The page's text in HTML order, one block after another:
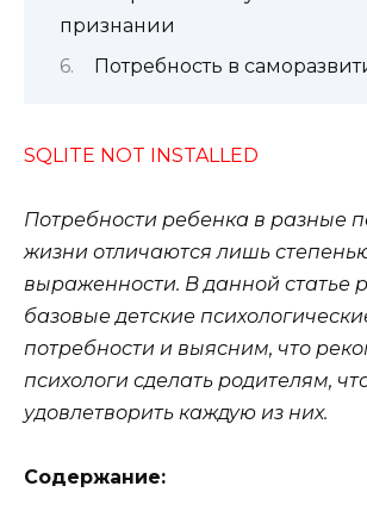
признании
Потребность в
SQLITE NOT INSTALLED
Потребности ребенка в разные
жизни отличаются лишь
выраженности. В данной статье
базовые детские
потребности и выясним, что
психологи сделать родителям,
удовлетворить каждую из них.
Содержание: